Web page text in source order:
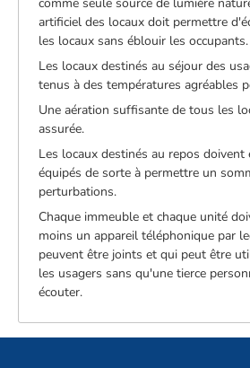
artificiel des locaux doit permettre
les locaux sans éblouir les occupants.
Les locaux destinés au séjour des
tenus à des températures agréables
Une aération suffisante de tous les
assurée.
Les locaux destinés au repos doivent
équipés de sorte à permettre un
perturbations.
Chaque immeuble et chaque unité
moins un appareil téléphonique par
peuvent être joints et qui peut être
les usagers sans qu'une tierce
écouter.